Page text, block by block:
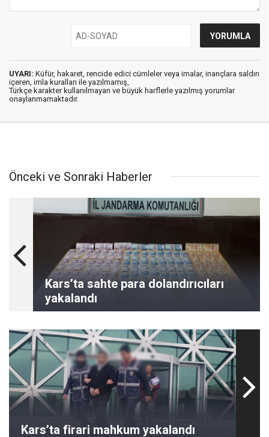
UYARI: Küfür, hakaret, rencide edici cümleler veya imalar, inançlara saldırı
içeren, imla kuralları ile yazılmamış,
Türkçe karakter kullanılmayan ve büyük harflerle yazılmış yorumlar
onaylanmamaktadır.
Önceki ve Sonraki Haberler
Kars’ta sahte para dolandırıcıları
yakalandı
Kars’ta firari mahkum yakalandı